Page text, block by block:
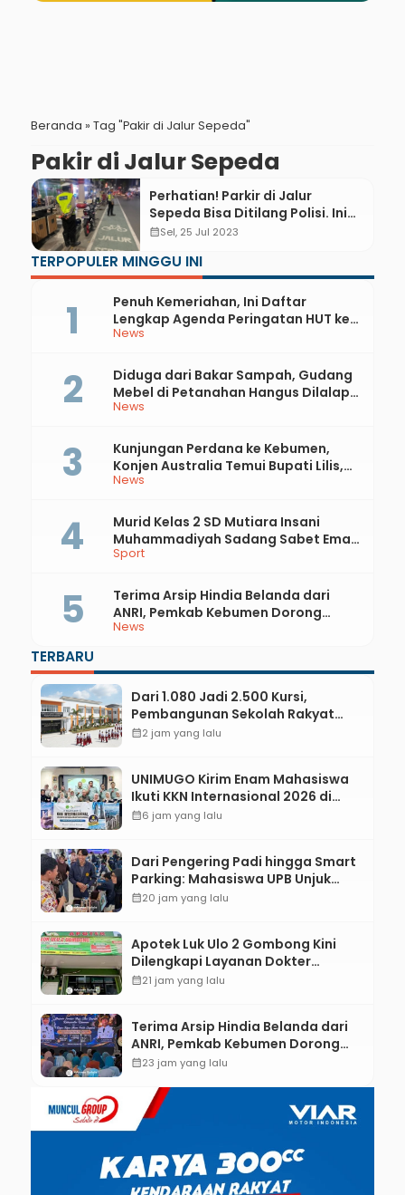
Beranda » Tag "Pakir di Jalur Sepeda"
Pakir di Jalur Sepeda
Perhatian! Parkir di Jalur
Sepeda Bisa Ditilang Polisi. Ini
Penjelasan Kasatlantas Polres
calendar_monthSel, 25 Jul 2023
TERPOPULER MINGGU INI
News
Penuh Kemeriahan, Ini Daftar
Lengkap Agenda Peringatan HUT ke-
81 RI dan Hari Jadi ke-397 Kabupaten
News
Diduga dari Bakar Sampah, Gudang
Mebel di Petanahan Hangus Dilalap
Api
News
Kunjungan Perdana ke Kebumen,
Konjen Australia Temui Bupati Lilis,
Ini yang Dibahas
Sport
Murid Kelas 2 SD Mutiara Insani
Muhammadiyah Sadang Sabet Emas
dan Perak di Kejurda Tapak Suci
News
Terima Arsip Hindia Belanda dari
ANRI, Pemkab Kebumen Dorong
Integrasi Sejarah, Geopark, dan
TERBARU
Dari 1.080 Jadi 2.500 Kursi,
Pembangunan Sekolah Rakyat
Kebumen Ditargetkan Mulai
calendar_month2 jam yang lalu
UNIMUGO Kirim Enam Mahasiswa
Ikuti KKN Internasional 2026 di
ASEAN dan Hong Kong
calendar_month6 jam yang lalu
Dari Pengering Padi hingga Smart
Parking: Mahasiswa UPB Unjuk
Gigi Lewat Pameran CODEX 2
calendar_month20 jam yang lalu
Apotek Luk Ulo 2 Gombong Kini
Dilengkapi Layanan Dokter
Spesialis Anak
calendar_month21 jam yang lalu
Terima Arsip Hindia Belanda dari
ANRI, Pemkab Kebumen Dorong
Integrasi Sejarah, Geopark, dan
calendar_month23 jam yang lalu